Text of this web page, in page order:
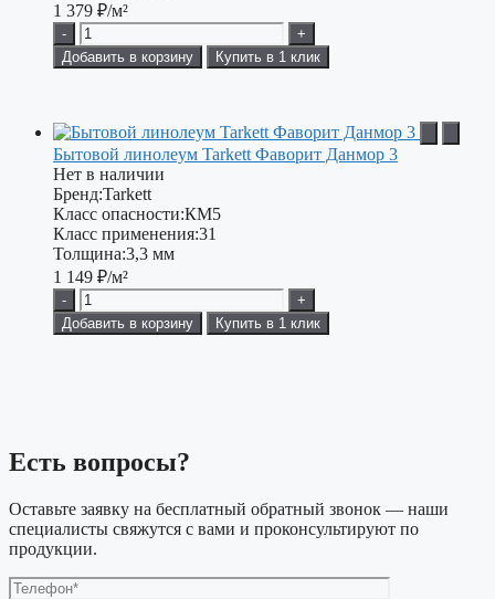
1 379 ₽/м²
-
+
Добавить в корзину
Купить в 1 клик
Бытовой линолеум Tarkett Фаворит Данмор 3
Нет в наличии
Бренд:Tarkett
Класс опасности:КМ5
Класс применения:31
Толщина:3,3 мм
1 149 ₽/м²
-
+
Добавить в корзину
Купить в 1 клик
Есть вопросы?
Оставьте заявку на бесплатный обратный звонок — наши
специалисты свяжутся с вами и проконсультируют по
продукции.